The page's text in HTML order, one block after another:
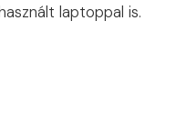
laptoppal is.